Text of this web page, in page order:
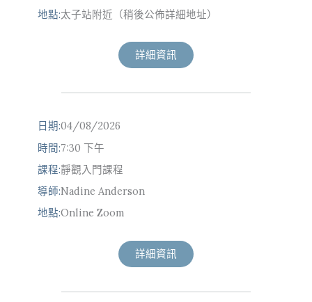
地點:太子站附近（稍後公佈詳細地址）
詳細資訊
日期:04/08/2026
時間:7:30 下午
課程:靜觀入門課程
導師:Nadine Anderson
地點:Online Zoom
詳細資訊